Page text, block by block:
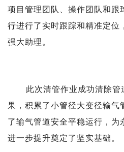
项目管理团队、操作团队和跟
行进行了实时跟踪和精准定位
强大助理。
此次清管作业成功清除
果，积累了小管径大变径输气
了输气管道安全平稳运行，为
进一步提升奠定了坚实基础。